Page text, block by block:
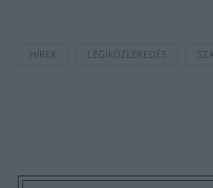
HÍREK LÉGIKÖZLEKEDÉS